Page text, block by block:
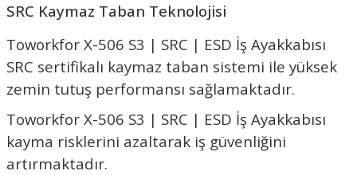
SRC Kaymaz Taban Teknolojisi
Toworkfor X-506 S3 | SRC | ESD İş Ayakkabısı
SRC sertifikalı kaymaz taban sistemi ile yüksek
zemin tutuş performansı sağlamaktadır.
Toworkfor X-506 S3 | SRC | ESD İş Ayakkabısı
kayma risklerini azaltarak iş güvenliğini
artırmaktadır.